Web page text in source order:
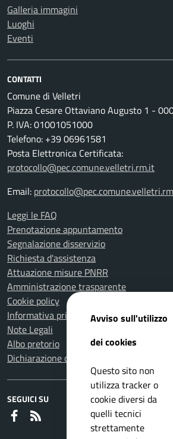
Galleria immagini
Luoghi
Eventi
CONTATTI
Comune di Velletri
Piazza Cesare Ottaviano Augusto 1 -
P. IVA: 01001051000
Telefono: +39 06961581
Posta Elettronica Certificata:
protocollo@pec.comune.velletri.rm.it
Email:
Leggi le FAQ
Prenotazione appuntamento
Segnalazione disservizio
Richiesta d'assistenza
Attuazione misure PNRR
Amministrazione trasparente
Cookie policy
Informativa privacy
Note Legali
Albo pretorio
Dichiarazione di accessibilità
SEGUICI SU
Faceboook
Avviso sull'utilizzo
dei cookies
Questo sito non
utilizza tracker o
cookie diversi da
quelli tecnici
strettamente